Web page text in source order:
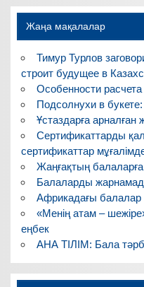
Жаңа мақалалар
Тимур Турлов
строит будущее в
Особенности
Подсолнухи в
Ұстаздарға арналған
Сертификаттарды
сертификаттар
Жаңғақтың балаларға
Балаларды
Африкадағы балалар
«Менің атам –
еңбек
АНА ТІЛІМ: Бала